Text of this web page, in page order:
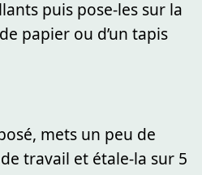
puis pose-les sur la
papier ou d’un tapis
mets un peu de
travail et étale-la sur 5